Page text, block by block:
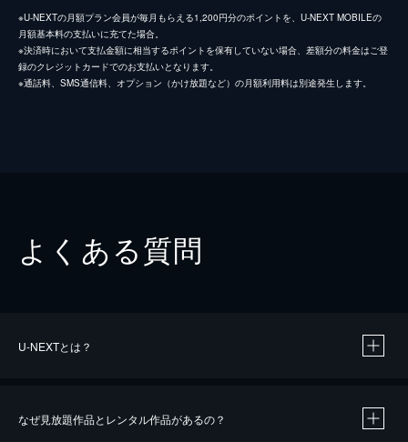
※U-NEXTの月額プラン会員が毎月もらえる1,200円分のポイントを、U-NEXT MOBILEの
月額基本料の支払いに充てた場合。
※決済時において支払金額に相当するポイントを保有していない場合、差額分の料金はご登
録のクレジットカードでのお支払いとなります。
※通話料、SMS通信料、オプション（かけ放題など）の月額利用料は別途発生します。
よくある質問
U-NEXTとは？
なぜ見放題作品とレンタル作品があるの？